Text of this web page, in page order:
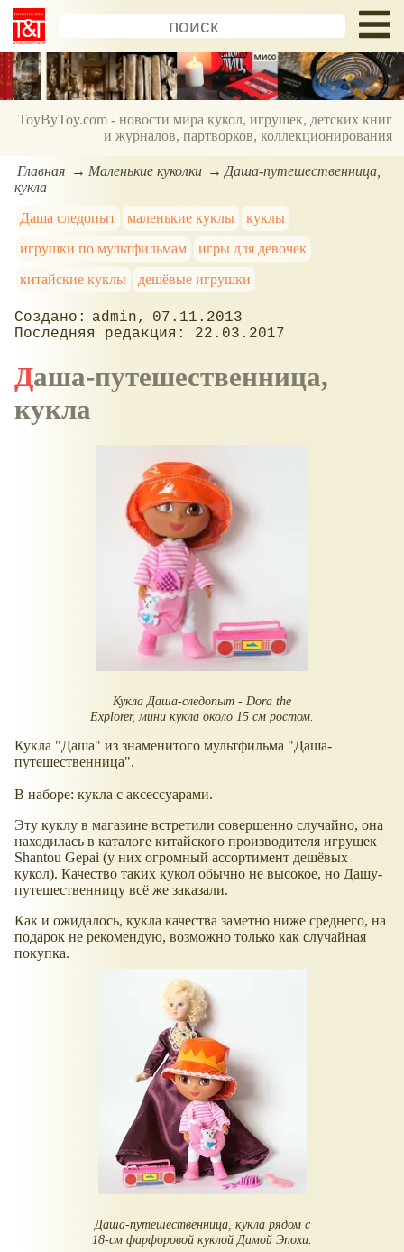
ToyByToy.com - новости мира кукол, игрушек, детских книг
и журналов, партворков, коллекционирования
Главная Маленькие куколки
Даша-путешественница,
кукла
Даша следопыт
маленькие куклы
куклы
игрушки по мультфильмам
игры для девочек
китайские куклы
дешёвые игрушки
admin
07.11.2013
22.03.2017
Даша-путешественница,
кукла
Кукла Даша-следопыт - Dora the
Explorer, мини кукла около 15 см ростом.
Кукла "Даша" из знаменитого мультфильма "Даша-
путешественница".
В наборе: кукла с аксессуарами.
Эту куклу в магазине встретили совершенно случайно, она
находилась в каталоге китайского производителя игрушек
Shantou Gepai (у них огромный ассортимент дешёвых
кукол). Качество таких кукол обычно не высокое, но Дашу-
путешественницу всё же заказали.
Как и ожидалось, кукла качества заметно ниже среднего, на
подарок не рекомендую, возможно только как случайная
покупка.
Даша-путешественница, кукла рядом с
18-см фарфоровой куклой Дамой Эпохи.